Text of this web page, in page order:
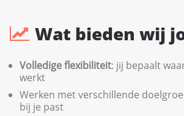
Wat bieden wij
Volledige flexibiliteit: jij bepaalt
werkt
Werken met verschillende
bij je past